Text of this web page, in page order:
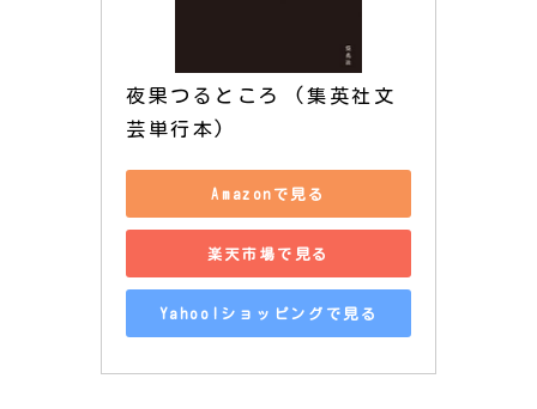
夜果つるところ (集英社文
芸単行本)
Amazonで見る
楽天市場で見る
Yahoo!ショッピングで見る